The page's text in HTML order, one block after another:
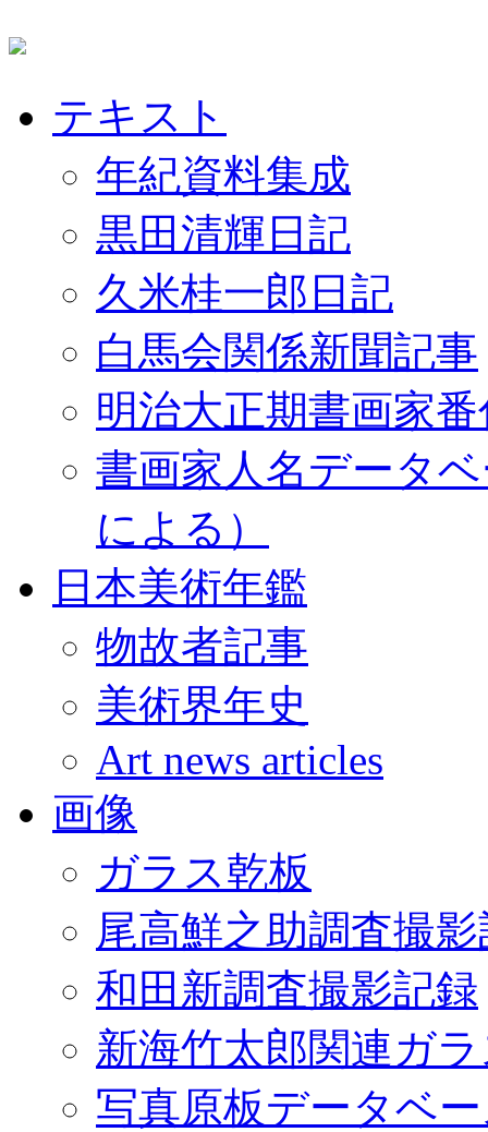
テキスト
年紀資料集成
黒田清輝日記
久米桂一郎日記
白馬会関係新聞記事
明治大正期書画家
書画家人名データ
による）
日本美術年鑑
物故者記事
美術界年史
Art news articles
画像
ガラス乾板
尾高鮮之助調査撮
和田新調査撮影記録
新海竹太郎関連ガ
写真原板データベ